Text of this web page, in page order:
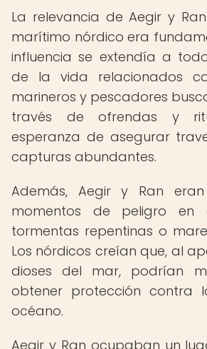
La relevancia de Aegir y
marítimo nórdico era
influencia se extendía a
de la vida relacionados
marineros y pescadores
través de ofrendas y
esperanza de asegurar
capturas abundantes.
Además, Aegir y Ran
momentos de peligro en
tormentas repentinas o
Los nórdicos creían que, al
dioses del mar, podrían
obtener protección contra
océano.
Aegir y Ran ocupaban un